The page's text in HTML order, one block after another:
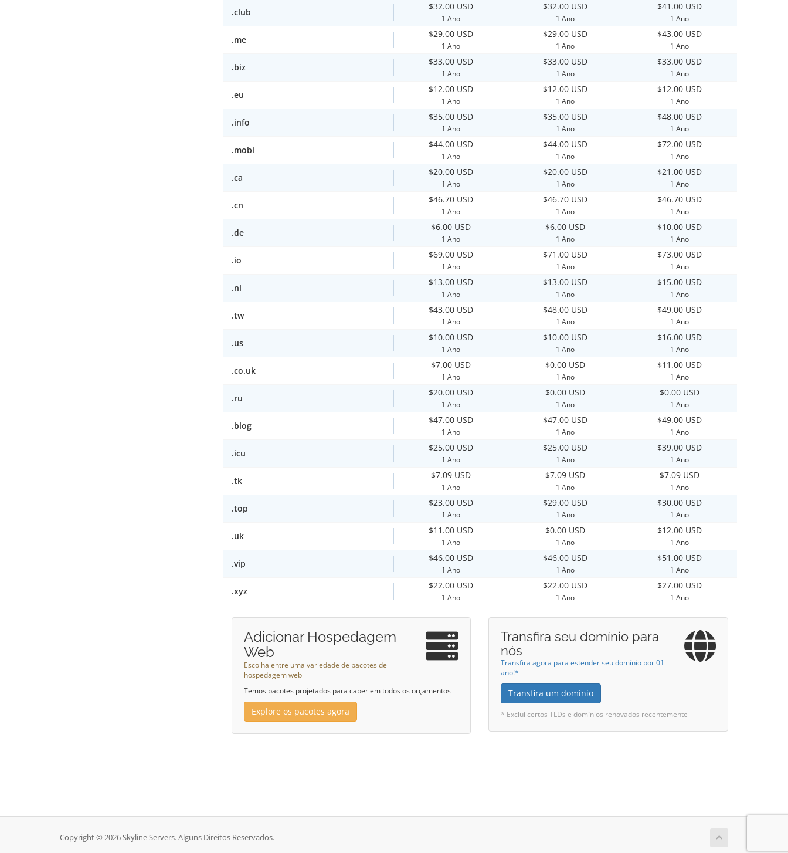
.club
$32.00 USD
1 Ano
$32.00 USD
1 Ano
$41.00 USD
1 Ano
.me
$29.00 USD
1 Ano
$29.00 USD
1 Ano
$43.00 USD
1 Ano
.biz
$33.00 USD
1 Ano
$33.00 USD
1 Ano
$33.00 USD
1 Ano
.eu
$12.00 USD
1 Ano
$12.00 USD
1 Ano
$12.00 USD
1 Ano
.info
$35.00 USD
1 Ano
$35.00 USD
1 Ano
$48.00 USD
1 Ano
.mobi
$44.00 USD
1 Ano
$44.00 USD
1 Ano
$72.00 USD
1 Ano
.ca
$20.00 USD
1 Ano
$20.00 USD
1 Ano
$21.00 USD
1 Ano
.cn
$46.70 USD
1 Ano
$46.70 USD
1 Ano
$46.70 USD
1 Ano
.de
$6.00 USD
1 Ano
$6.00 USD
1 Ano
$10.00 USD
1 Ano
.io
$69.00 USD
1 Ano
$71.00 USD
1 Ano
$73.00 USD
1 Ano
.nl
$13.00 USD
1 Ano
$13.00 USD
1 Ano
$15.00 USD
1 Ano
.tw
$43.00 USD
1 Ano
$48.00 USD
1 Ano
$49.00 USD
1 Ano
.us
$10.00 USD
1 Ano
$10.00 USD
1 Ano
$16.00 USD
1 Ano
.co.uk
$7.00 USD
1 Ano
$0.00 USD
1 Ano
$11.00 USD
1 Ano
.ru
$20.00 USD
1 Ano
$0.00 USD
1 Ano
$0.00 USD
1 Ano
.blog
$47.00 USD
1 Ano
$47.00 USD
1 Ano
$49.00 USD
1 Ano
.icu
$25.00 USD
1 Ano
$25.00 USD
1 Ano
$39.00 USD
1 Ano
.tk
$7.09 USD
1 Ano
$7.09 USD
1 Ano
$7.09 USD
1 Ano
.top
$23.00 USD
1 Ano
$29.00 USD
1 Ano
$30.00 USD
1 Ano
.uk
$11.00 USD
1 Ano
$0.00 USD
1 Ano
$12.00 USD
1 Ano
.vip
$46.00 USD
1 Ano
$46.00 USD
1 Ano
$51.00 USD
1 Ano
.xyz
$22.00 USD
1 Ano
$22.00 USD
1 Ano
$27.00 USD
1 Ano
Adicionar Hospedagem
Web
Escolha entre uma variedade de pacotes de
hospedagem web
Temos pacotes projetados para caber em todos os orçamentos
Explore os pacotes agora
Transfira seu domínio para
nós
Transfira agora para estender seu domínio por 01
ano!*
Transfira um domínio
* Exclui certos TLDs e domínios renovados recentemente
Copyright © 2026 Skyline Servers. Alguns Direitos Reservados.